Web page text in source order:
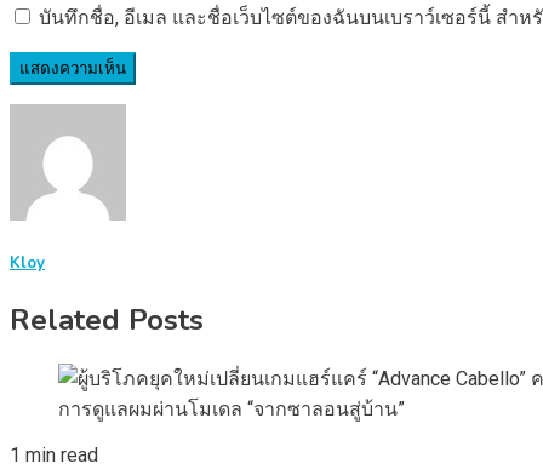
บันทึกชื่อ, อีเมล และชื่อเว็บไซต์ของฉันบนเบราว์เซอร์นี้ สำห
Kloy
Related Posts
1 min read